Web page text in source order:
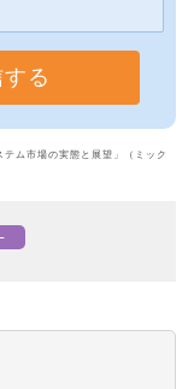
ム市場の実態と展望」（ミック